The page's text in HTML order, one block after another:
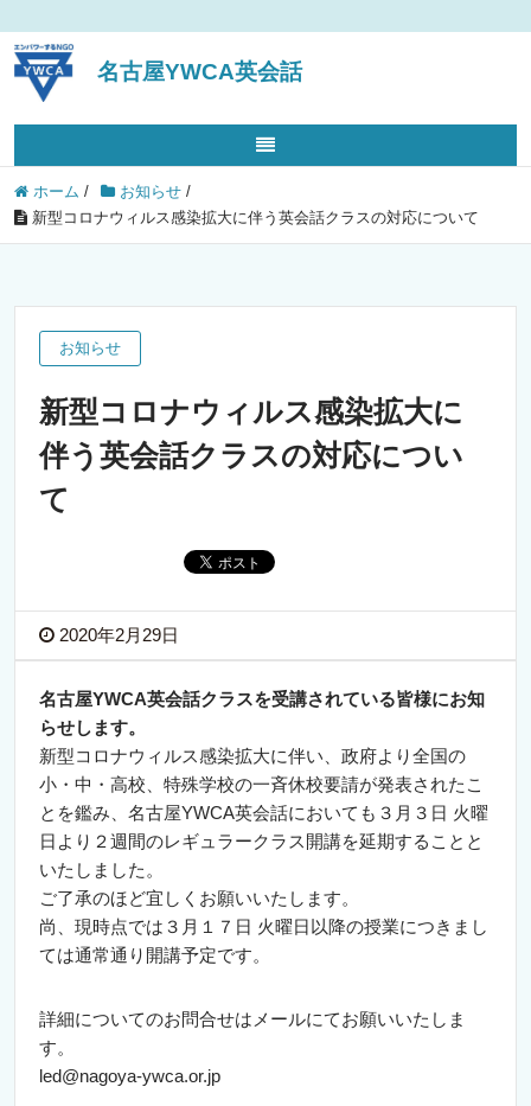
名古屋YWCA英会話
ホーム / お知らせ /
新型コロナウィルス感染拡大に伴う英会話クラスの対応について
お知らせ
新型コロナウィルス感染拡大に
伴う英会話クラスの対応につい
て
2020年2月29日
名古屋YWCA英会話クラスを受講されている皆様にお知
らせします。
新型コロナウィルス感染拡大に伴い、政府より全国の
小・中・高校、特殊学校の一斉休校要請が発表されたこ
とを鑑み、名古屋YWCA英会話においても３月３日 火曜
日より２週間のレギュラークラス開講を延期することと
いたしました。
ご了承のほど宜しくお願いいたします。
尚、現時点では３月１７日 火曜日以降の授業につきまし
ては通常通り開講予定です。
詳細についてのお問合せはメールにてお願いいたしま
す。
led@nagoya-ywca.or.jp